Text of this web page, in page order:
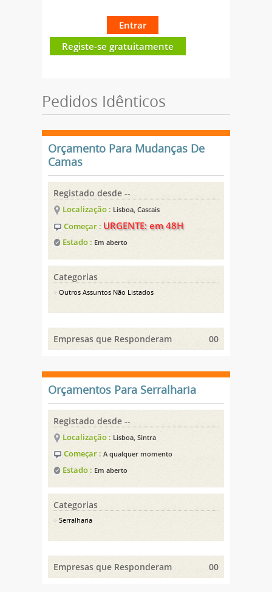
Entrar
Registe-se gratuitamente
Pedidos Idênticos
Orçamento Para Mudanças De
Camas
Registado desde --
Localização : Lisboa, Cascais
Começar : URGENTE: em 48H
Estado : Em aberto
Categorias
Outros Assuntos Não Listados
Empresas que Responderam 00
Orçamentos Para Serralharia
Registado desde --
Localização : Lisboa, Sintra
Começar : A qualquer momento
Estado : Em aberto
Categorias
Serralharia
Empresas que Responderam 00